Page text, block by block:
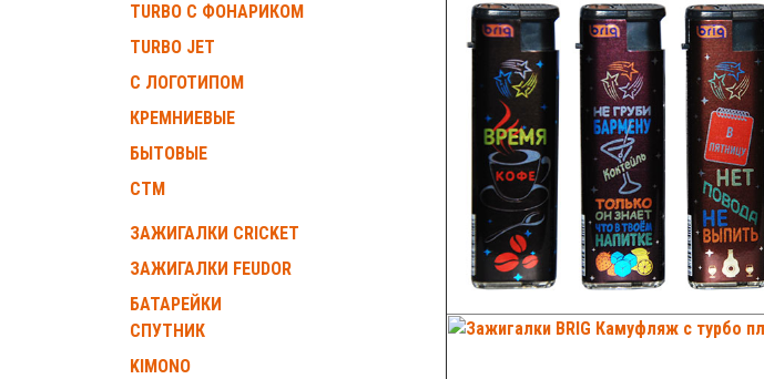
TURBO С ФОНАРИКОМ
TURBO JET
С ЛОГОТИПОМ
КРЕМНИЕВЫЕ
БЫТОВЫЕ
СТМ
ЗАЖИГАЛКИ CRICKET
ЗАЖИГАЛКИ FEUDOR
БАТАРЕЙКИ
СПУТНИК
KIMONO